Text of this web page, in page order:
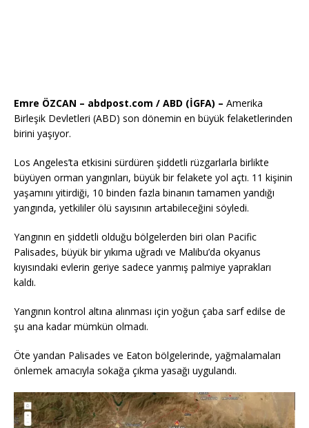
Emre ÖZCAN – abdpost.com / ABD (İGFA) – Amerika
Birleşik Devletleri (ABD) son dönemin en büyük felaketlerinden
birini yaşıyor.
Los Angeles’ta etkisini sürdüren şiddetli rüzgarlarla birlikte
büyüyen orman yangınları, büyük bir felakete yol açtı. 11 kişinin
yaşamını yitirdiği, 10 binden fazla binanın tamamen yandığı
yangında, yetkililer ölü sayısının artabileceğini söyledi.
Yangının en şiddetli olduğu bölgelerden biri olan Pacific
Palisades, büyük bir yıkıma uğradı ve Malibu’da okyanus
kıyısındaki evlerin geriye sadece yanmış palmiye yaprakları
kaldı.
Yangının kontrol altına alınması için yoğun çaba sarf edilse de
şu ana kadar mümkün olmadı.
Öte yandan Palisades ve Eaton bölgelerinde, yağmalamaları
önlemek amacıyla sokağa çıkma yasağı uygulandı.